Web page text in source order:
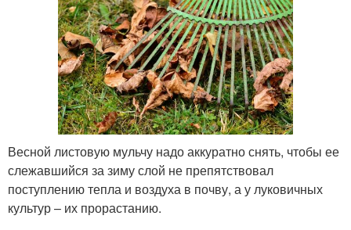
Весной листовую мульчу надо аккуратно снять, чтобы ее
слежавшийся за зиму слой не препятствовал
поступлению тепла и воздуха в почву, а у луковичных
культур – их прорастанию.